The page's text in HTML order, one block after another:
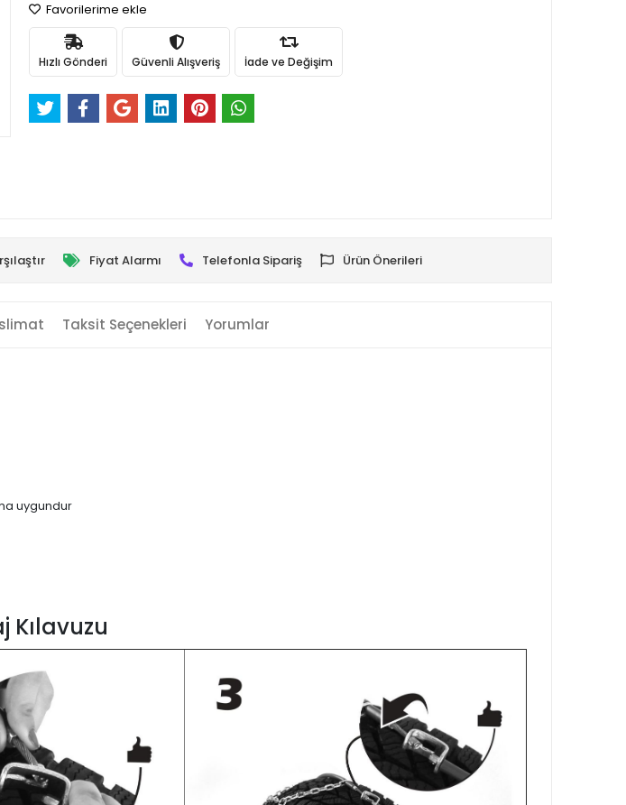
Favorilerime ekle
Hızlı Gönderi Güvenli Alışveriş İade ve Değişim
Fiyat Alarmı Telefonla Sipariş Ürün Önerileri
Taksit Seçenekleri Yorumlar
uygundur
Kılavuzu